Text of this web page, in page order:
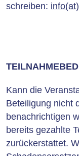
schreiben:
Kann die
Beteiligung nicht
benachrichtigen
bereits gezahlte
zurückerstattet.